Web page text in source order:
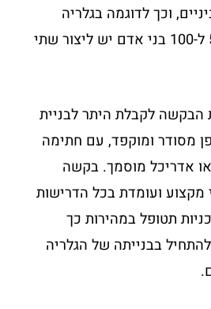
וכך לדוגמה בגלריה
שיכולה להכיל בין 50 ל-100 בני אדם יש ליצור שתי
לקבלת היתר לבניית
מסודר ומוקפד, עם חתימה
אדריכל מוסמך. בקשה
מקצוע ועומדת בכל הדרישות
תטופל במהירות כך
בבנייתה של הגלריה